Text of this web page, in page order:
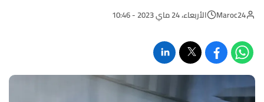
Maroc24 الأربعاء، 24 ماي 2023 - 10:46